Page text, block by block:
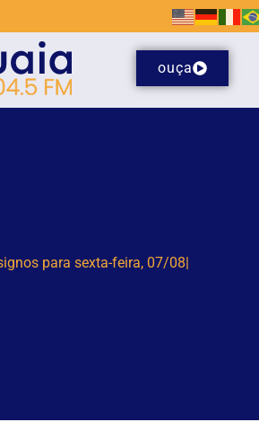
ouça
seus 61 anos de história